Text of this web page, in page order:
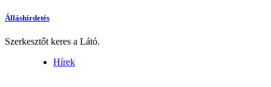
Álláshirdetés
Szerkesztőt keres a Látó.
Hírek